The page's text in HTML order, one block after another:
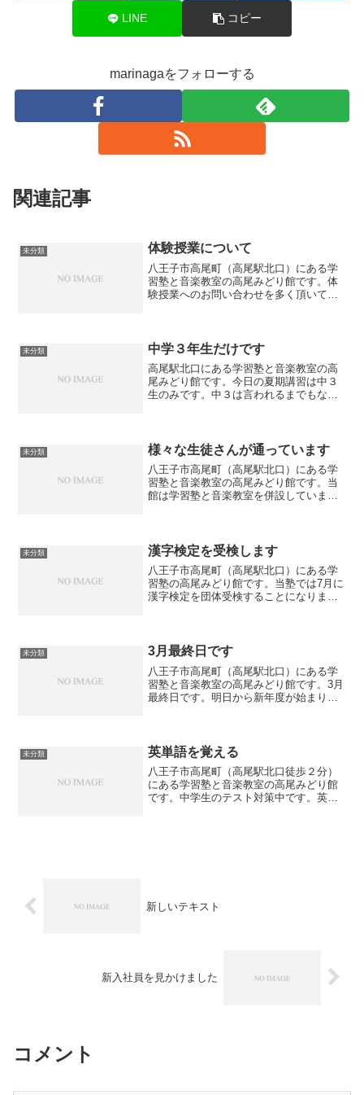
LINE コピー
marinagaをフォローする
関連記事
未分類 体験授業について
八王子市高尾町（高尾駅北口）にある学
習塾と音楽教室の高尾みどり館です。体
験授業へのお問い合わせを多く頂いてお
方等、やはり生徒さんに合...
未分類 中学３年生だけです
高尾駅北口にある学習塾と音楽教室の高
尾みどり館です。今日の夏期講習は中３
生のみです。中３は言われるまでもな
だという実感がなかなか湧い...
未分類 様々な生徒さんが通っています
八王子市高尾町（高尾駅北口）にある学
習塾と音楽教室の高尾みどり館です。当
館は学習塾と音楽教室を併設しています
塾やオンライン授業で受講す...
未分類 漢字検定を受検します
八王子市高尾町（高尾駅北口）にある学
習塾の高尾みどり館です。当塾では7月に
漢字検定を団体受検することになりまし
て漢字をしっかりと勉強...
未分類 3月最終日です
八王子市高尾町（高尾駅北口）にある学
習塾と音楽教室の高尾みどり館です。3月
最終日です。明日から新年度が始まりま
意味で緊張感があります...
未分類 英単語を覚える
八王子市高尾町（高尾駅北口徒歩２分）
にある学習塾と音楽教室の高尾みどり館
です。中学生のテスト対策中です。英語
新しいテキスト
新入社員を見かけました
コメント